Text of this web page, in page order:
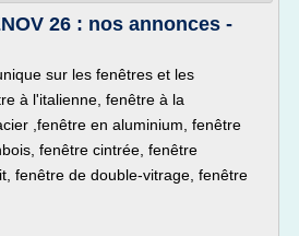
26 : nos annonces -
sur les fenêtres et les
à l'italienne, fenêtre à la
,fenêtre en aluminium, fenêtre
fenêtre cintrée, fenêtre
fenêtre de double-vitrage, fenêtre